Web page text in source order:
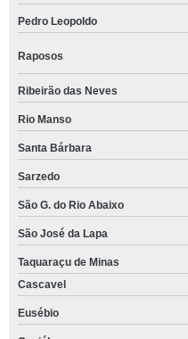
Pedro Leopoldo
Raposos
Ribeirão das Neves
Rio Manso
Santa Bárbara
Sarzedo
São G. do Rio Abaixo
São José da Lapa
Taquaraçu de Minas
Cascavel
Eusébio